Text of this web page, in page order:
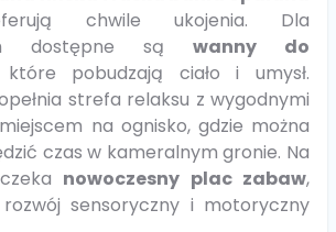
chwile ukojenia. Dla
dostępne są wanny do
pobudzają ciało i umysł.
strefa relaksu z wygodnymi
na ognisko, gdzie można
czas w kameralnym gronie. Na
nowoczesny plac zabaw,
sensoryczny i motoryczny